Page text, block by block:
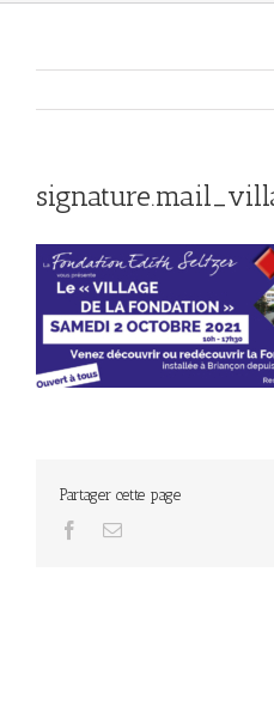
Partager cette page